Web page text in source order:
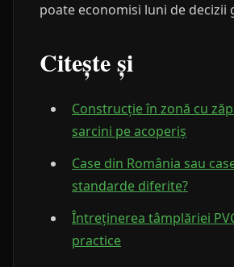
poate economisi luni de decizii
Citește și
Construcție în zonă cu
sarcini pe acoperiș
Case din România sau
standarde diferite?
Întreținerea tâmplăriei
practice